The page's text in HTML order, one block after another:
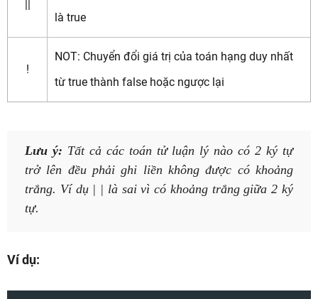
là true
!
NOT: Chuyển đổi giá trị của toán hạng duy nhất
từ true thành false hoặc ngược lại
Lưu ý: Tất cả các toán tử luận lý nào có 2 ký tự
trở lên đều phải ghi liền không được có khoảng
trắng. Ví dụ | | là sai vì có khoảng trắng giữa 2 ký
tự.
Ví dụ: